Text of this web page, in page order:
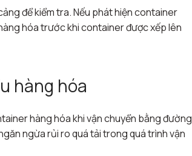
để kiểm tra. Nếu phát hiện container
hóa trước khi container được xếp lên
hàng hóa
hàng hóa khi vận chuyển bằng đường
ngừa rủi ro quá tải trong quá trình vận